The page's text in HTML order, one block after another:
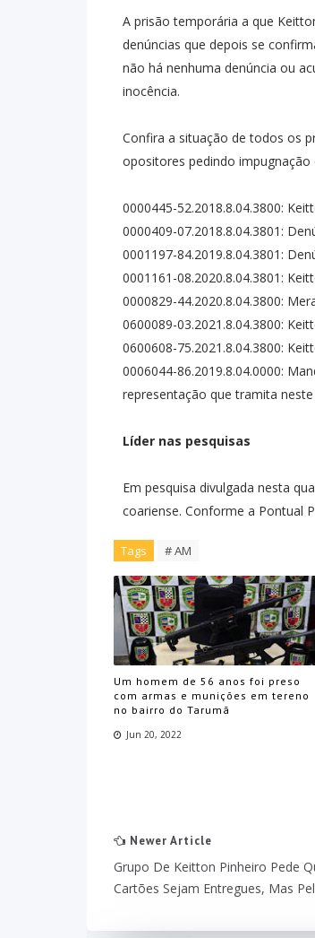
A prisão temporária a que
denúncias que depois se
não há nenhuma denúncia ou
inocência.
Confira a situação de todos os
opositores pedindo
0000445-52.2018.8.04.3800:
0000409-07.2018.8.04.3801:
0001197-84.2019.8.04.3801:
0001161-08.2020.8.04.3801:
0000829-44.2020.8.04.3800:
0600089-03.2021.8.04.3800:
0600608-75.2021.8.04.3800:
0006044-86.2019.8.04.0000:
representação que tramita
Líder nas pesquisas
Em pesquisa divulgada nesta
coariense. Conforme a Pontual
Tags # AM
Um homem de 56 anos foi preso
com armas e munições em tereno
no bairro do Tarumã
Jun 20, 2022
Newer Article
Grupo De Keitton Pinheiro Pede
Cartões Sejam Entregues, Mas